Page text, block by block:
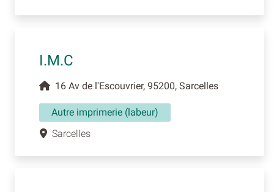
I.M.C
16 Av de l'Escouvrier, 95200, Sarcelles
Autre imprimerie (labeur)
Sarcelles